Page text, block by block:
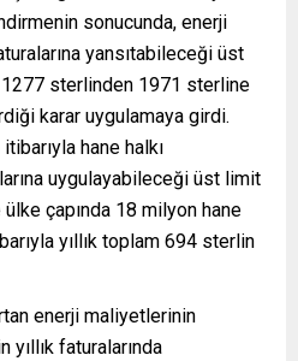
sonucunda, enerji
yansıtabileceği üst
sterlinden 1971 sterline
karar uygulamaya girdi.
hane halkı
uygulayabileceği üst limit
ülke çapında 18 milyon hane
yıllık toplam 694 sterlin
enerji maliyetlerinin
yıllık faturalarında